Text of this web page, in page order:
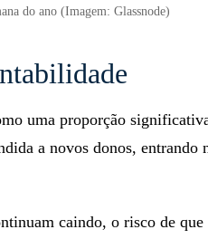
do ano (Imagem: Glassnode)
uma proporção
a novos donos, entrando
caindo, o risco de que